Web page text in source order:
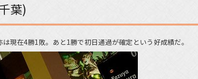
葉)
は現在4勝1敗。あと1勝で初日通過が確定という好成績だ。